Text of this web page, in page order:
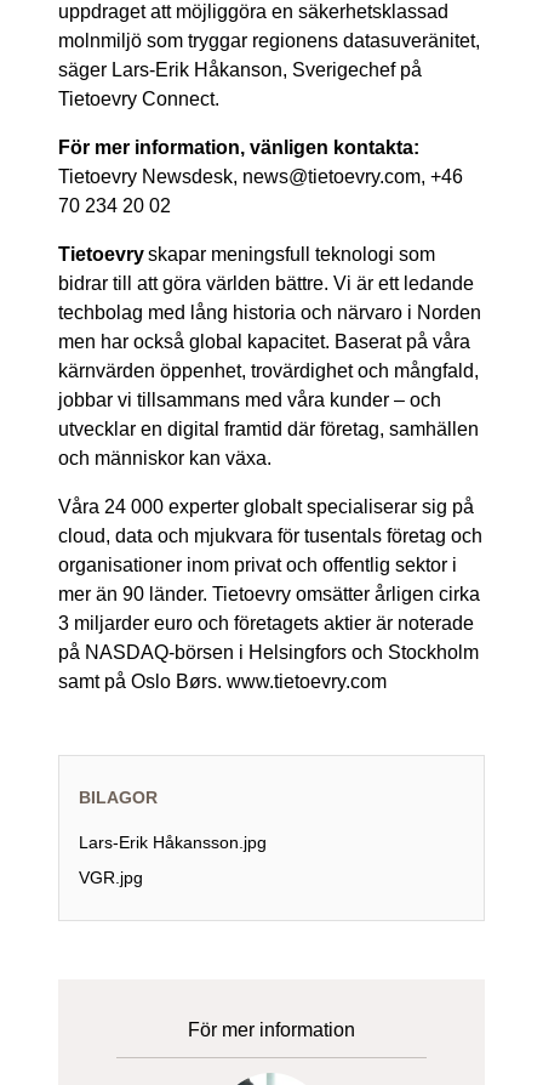
uppdraget att möjliggöra en säkerhetsklassad
molnmiljö som tryggar regionens datasuveränitet,
säger Lars-Erik Håkanson, Sverigechef på
Tietoevry Connect.
För mer information, vänligen kontakta:
Tietoevry Newsdesk, news@tietoevry.com, +46
70 234 20 02
Tietoevryskapar meningsfull teknologi som
bidrar till att göra världen bättre. Vi är ett ledande
techbolag med lång historia och närvaro i Norden
men har också global kapacitet. Baserat på våra
kärnvärden öppenhet, trovärdighet och mångfald,
jobbar vi tillsammans med våra kunder – och
utvecklar en digital framtid där företag, samhällen
och människor kan växa.
Våra 24 000 experter globalt specialiserar sig på
cloud, data och mjukvara för tusentals företag och
organisationer inom privat och offentlig sektor i
mer än 90 länder. Tietoevry omsätter årligen cirka
3 miljarder euro och företagets aktier är noterade
på NASDAQ-börsen i Helsingfors och Stockholm
samt på Oslo Børs. www.tietoevry.com
BILAGOR
Lars-Erik Håkansson.jpg
VGR.jpg
För mer information